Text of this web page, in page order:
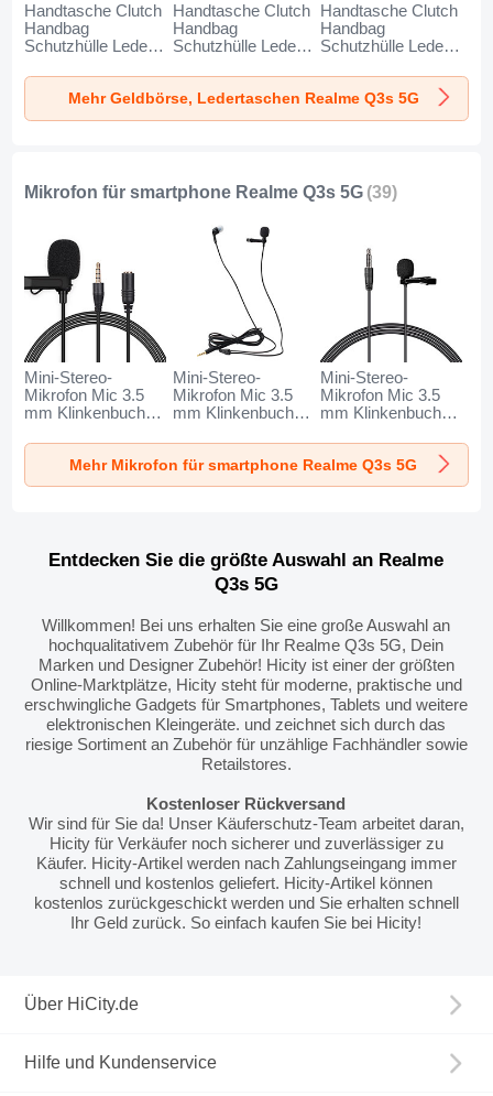
Handtasche Clutch
Handbag
Schutzhülle Leder
Realme Q3s 5G
Schwarz
Handtasche Clutch
Handbag
Schutzhülle Leder
Realme Q3s 5G
Schwarz
Handtasche Clutch
Handbag
Schutzhülle Leder
Realme Q3s 5G
Braun
Mehr Geldbörse, Ledertaschen Realme Q3s 5G
Mikrofon für smartphone Realme Q3s 5G (39)
Mini-Stereo-
Mikrofon Mic 3.5
mm Klinkenbuchse
Q3s 5G Schwarz
Mini-Stereo-
Mikrofon Mic 3.5
mm Klinkenbuchse
Q3s 5G Schwarz
Mini-Stereo-
Mikrofon Mic 3.5
mm Klinkenbuchse
Q3s 5G Schwarz
Mehr Mikrofon für smartphone Realme Q3s 5G
Entdecken Sie die größte Auswahl an Realme
Q3s 5G
Willkommen! Bei uns erhalten Sie eine große Auswahl an
hochqualitativem Zubehör für Ihr Realme Q3s 5G, Dein
Marken und Designer Zubehör! Hicity ist einer der größten
Online-Marktplätze, Hicity steht für moderne, praktische und
erschwingliche Gadgets für Smartphones, Tablets und weitere
elektronischen Kleingeräte. und zeichnet sich durch das
riesige Sortiment an Zubehör für unzählige Fachhändler sowie
Retailstores.
Kostenloser Rückversand
Wir sind für Sie da! Unser Käuferschutz-Team arbeitet daran,
Hicity für Verkäufer noch sicherer und zuverlässiger zu
Käufer. Hicity-Artikel werden nach Zahlungseingang immer
schnell und kostenlos geliefert. Hicity-Artikel können
kostenlos zurückgeschickt werden und Sie erhalten schnell
Ihr Geld zurück. So einfach kaufen Sie bei Hicity!
Über HiCity.de
Hilfe und Kundenservice